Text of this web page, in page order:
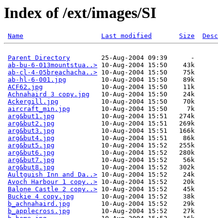
Index of /ext/images/SI
Name Last modified Size
Parent Directory
        25-Aug-2004 09:39      -
ab-bu-6-013mountstua..> 10-Aug-2004 15:50    43k
ab-cl-4-05breachacha..> 10-Aug-2004 15:50    75k
ab-hl-6-001.jpg
         10-Aug-2004 15:50    89k
ACF62.jpg
               10-Aug-2004 15:50    11k
Achnahaird 3 copy.jpg
   10-Aug-2004 15:50    24k
Ackergill.jpg
           10-Aug-2004 15:50    70k
aircraft_min.jpg
        10-Aug-2004 15:50     7k
arg&but1.jpg
            10-Aug-2004 15:51   274k
arg&but2.jpg
            10-Aug-2004 15:51   269k
arg&but3.jpg
            10-Aug-2004 15:51   166k
arg&but4.jpg
            10-Aug-2004 15:51    86k
arg&but5.jpg
            10-Aug-2004 15:52   255k
arg&but6.jpg
            10-Aug-2004 15:52   280k
arg&but7.jpg
            10-Aug-2004 15:52    56k
arg&but8.jpg
            10-Aug-2004 15:52   302k
Aultguish Inn and Da..> 10-Aug-2004 15:52    24k
Avoch Harbour 1 copy..> 10-Aug-2004 15:52    20k
Balone Castle 2 copy..> 10-Aug-2004 15:52    45k
Buckie 4 copy.jpg
       10-Aug-2004 15:52    38k
b_achnahaird.jpg
        10-Aug-2004 15:52    29k
b_applecross.jpg
        10-Aug-2004 15:52    27k